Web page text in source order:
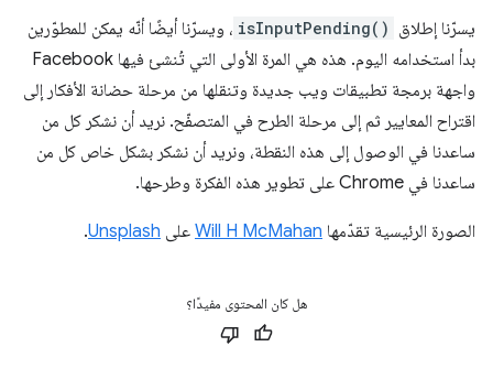
يسرّنا إطلاق isInputPending() ، ويسرّنا أيضًا أنّه يمكن للمطوّرين
بدأ استخدامه اليوم. هذه هي المرة الأولى التي تُنشئ فيها Facebook
واجهة برمجة تطبيقات ويب جديدة وتنقلها من مرحلة حضانة الأفكار إلى
اقتراح المعايير ثم إلى مرحلة الطرح في المتصفّح. نريد أن نشكر كل من
ساعدنا في الوصول إلى هذه النقطة، ونريد أن نشكر بشكل خاص كل من
ساعدنا في Chrome على تطوير هذه الفكرة وطرحها.
الصورة الرئيسية تقدّمها Will H McMahan على Unsplash
.
هل كان المحتوى مفيدًا؟